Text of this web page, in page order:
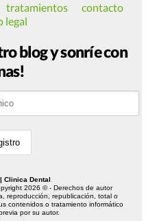
tratamientos
contacto
legal
blog y sonríe con
Clinica Dental
2026 © - Derechos de autor
reproducción, republicación, total o
contenidos o tratamiento informático
por su autor.